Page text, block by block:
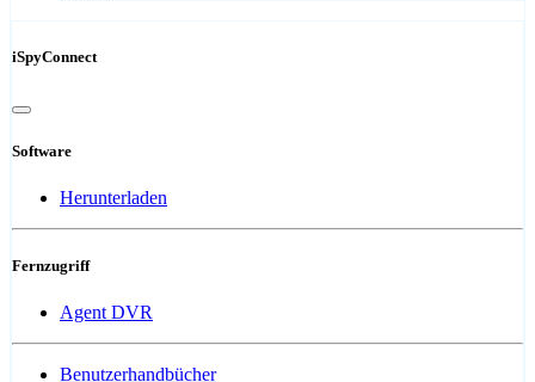
iSpyConnect
Software
Herunterladen
Fernzugriff
Agent DVR
Benutzerhandbücher